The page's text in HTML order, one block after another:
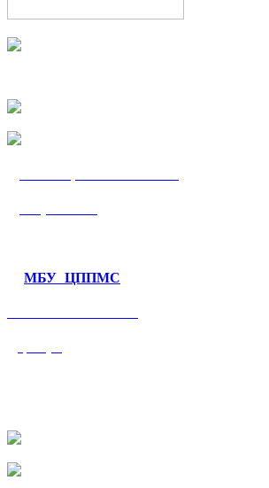
МБУ ЦППМС